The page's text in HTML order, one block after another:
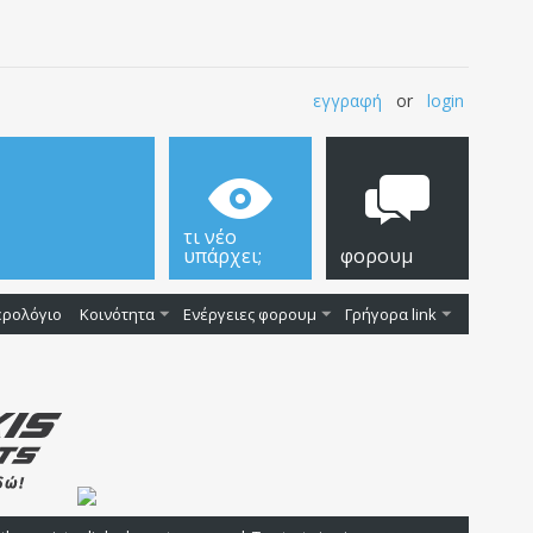
εγγραφή or login
τι νέο
υπάρχει; φορουμ
Κοινότητα Ενέργειες φορουμ Γρήγορα link